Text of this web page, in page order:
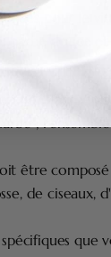
pour le
barbe douce et
de la barbe
;
être
de ciseaux,